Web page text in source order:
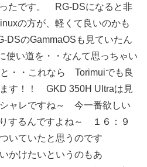
たです。 RG-DSになると非
の方が、軽くて良いのかも
DSのGammaOSも見ていたん
使い道を・・なんて思っちゃい
・・これなら Torimuiでも良
す！！ GKD 350H Ultraは見
ャレですね～ 今一番欲しい
するんですよね～ １６：９
いていたと思うのです
かけたいというのもあ